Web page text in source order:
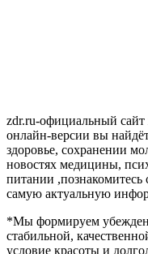
zdr.ru-официальный
онлайн-версии вы
здоровье, сохранении
новостях медицины,
питании
самую актуальную
*Мы формируем
стабильной,
условие красоты и